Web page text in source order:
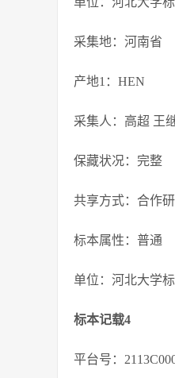
采集地：河南省
产地1：HEN
采集人：高超 王
保藏状况：完整
共享方式：合作
标本属性：普通
单位：河北大学
标本记载4
平台号：